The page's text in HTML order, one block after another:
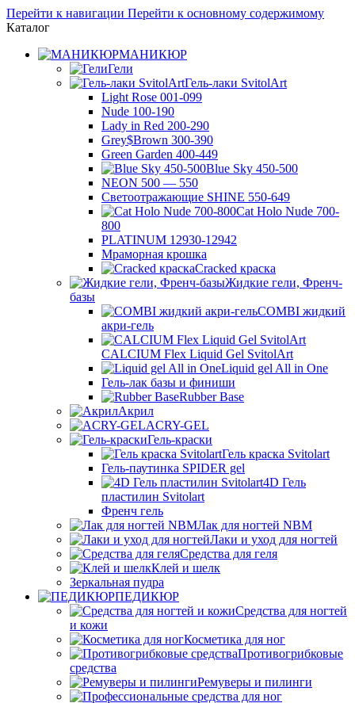
Перейти к навигации Перейти к основному содержимому
Каталог
МАНИКЮР
Гели
Гель-лаки SvitolArt
Light Rose 001-099
Nude 100-190
Lady in Red 200-290
Grey$Brown 300-390
Green Garden 400-449
Blue Sky 450-500
NEON 500 — 550
Светоотражающие SHINE 550-649
Cat Holo Nude 700-
800
PLATINUM 12930-12942
Мраморная крошка
Cracked краска
Жидкие гели, Френч-
базы
COMBI жидкий
акри-гель
CALCIUM Flex Liquid Gel SvitolArt
Liquid gel All in One
Гель-лак базы и финиши
Rubber Base
Акрил
ACRY-GEL
Гель-краски
Гель краска Svitolart
Гель-паутинка SPIDER gel
4D Гель
пластилин Svitolart
Френч гель
Лак для ногтей NBM
Лаки и уход для ногтей
Средства для геля
Клей и шелк
Зеркальная пудра
ПЕДИКЮР
Средства для ногтей
и кожи
Косметика для ног
Противогрибковые
средства
Ремуверы и пилинги